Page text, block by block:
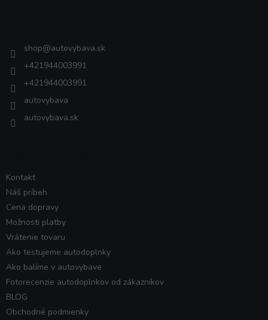
shop@autovybava.sk
+421944003991
+421944003991
autovybava
autovybava.sk
Kontakt
Náš príbeh
Cena dopravy
Možnosti platby
Vrátenie tovaru
Ako testujeme autodoplnky
Ako balíme v autovybave
Fotorecenzie autodoplnkov od zákazníkov
BLOG
Obchodné podmienky